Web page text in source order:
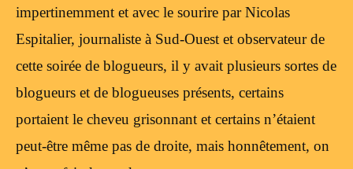
impertinemment et avec le sourire par Nicolas
Espitalier, journaliste à Sud-Ouest et observateur de
cette soirée de blogueurs, il y avait plusieurs sortes de
blogueurs et de blogueuses présents, certains
portaient le cheveu grisonnant et certains n’étaient
peut-être même pas de droite, mais honnêtement, on